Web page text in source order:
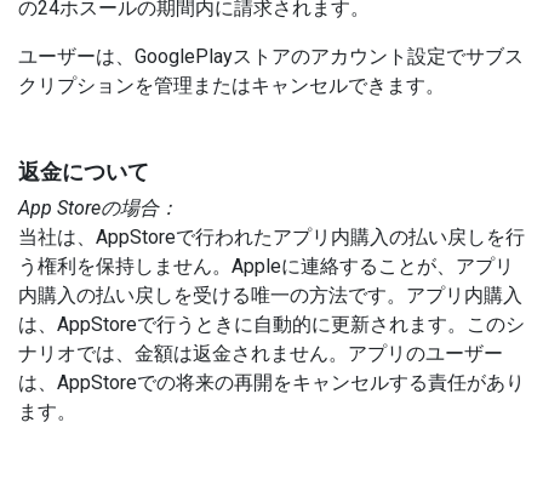
の24ホスールの期間内に請求されます。
ユーザーは、GooglePlayストアのアカウント設定でサブス
クリプションを管理またはキャンセルできます。
返金について
App Storeの場合：
当社は、AppStoreで行われたアプリ内購入の払い戻しを行
う権利を保持しません。Appleに連絡することが、アプリ
内購入の払い戻しを受ける唯一の方法です。アプリ内購入
は、AppStoreで行うときに自動的に更新されます。このシ
ナリオでは、金額は返金されません。アプリのユーザー
は、AppStoreでの将来の再開をキャンセルする責任があり
ます。